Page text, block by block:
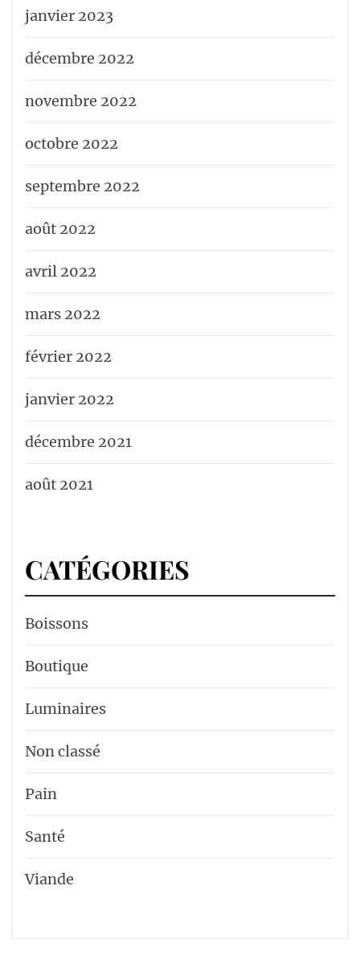
janvier 2023
décembre 2022
novembre 2022
octobre 2022
septembre 2022
août 2022
avril 2022
mars 2022
février 2022
janvier 2022
décembre 2021
août 2021
CATÉGORIES
Boissons
Boutique
Luminaires
Non classé
Pain
Santé
Viande